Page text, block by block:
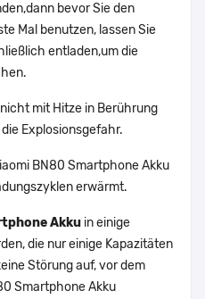
bevor Sie den
Mal benutzen, lassen Sie
entladen,um die
mit Hitze in Berührung
Explosionsgefahr.
BN80 Smartphone Akku
erwärmt.
Akku in einige
die nur einige Kapazitäten
Störung auf, vor dem
Smartphone Akku